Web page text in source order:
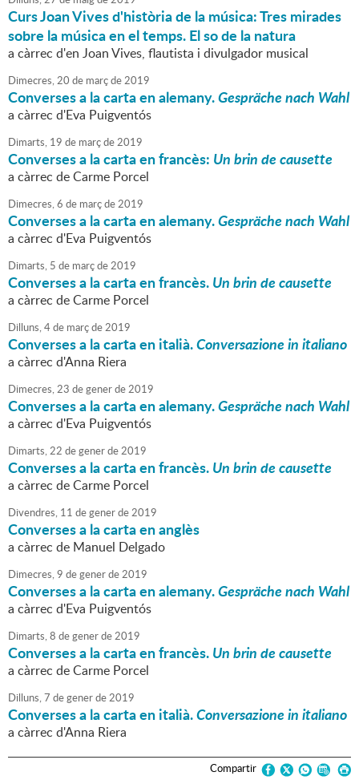
Curs Joan Vives d'història de la música: Tres mirades
sobre la música en el temps. El so de la natura
a càrrec d'en Joan Vives, flautista i divulgador musical
Dimecres,20 de marçde2019
Converses a la carta en alemany.Gespräche nach Wahl
a càrrec d'Eva Puigventós
Dimarts, 19 de marçde2019
Converses a la carta en francès: Un brin de causette
a càrrec de Carme Porcel
Dimecres,6 de marçde2019
Converses a la carta en alemany.Gespräche nach Wahl
a càrrec d'Eva Puigventós
Dimarts, 5 de marçde2019
Converses a la carta en francès.Un brin de causette
a càrrec de Carme Porcel
Dilluns,4de marçde2019
Converses a la carta en italià.Conversazione in italiano
a càrrec d'Anna Riera
Dimecres,23 degenerde2019
Converses a la carta en alemany.Gespräche nach Wahl
a càrrec d'Eva Puigventós
Dimarts,22 degenerde2019
Converses a la carta en francès.Un brin de causette
a càrrec de Carme Porcel
Divendres, 11 degenerde2019
Converses a la carta en anglès
a càrrec de Manuel Delgado
Dimecres,9 degenerde2019
Converses a la carta en alemany.Gespräche nach Wahl
a càrrec d'Eva Puigventós
Dimarts,8 degenerde2019
Converses a la carta en francès.Un brin de causette
a càrrec de Carme Porcel
Dilluns,7 degenerde2019
Converses a la carta en italià.Conversazione in italiano
a càrrec d'Anna Riera
Compartir